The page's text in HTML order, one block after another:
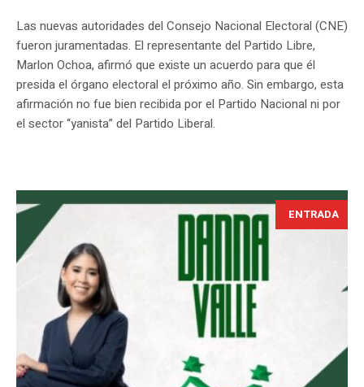
Las nuevas autoridades del Consejo Nacional Electoral (CNE)
fueron juramentadas. El representante del Partido Libre,
Marlon Ochoa, afirmó que existe un acuerdo para que él
presida el órgano electoral el próximo año. Sin embargo, esta
afirmación no fue bien recibida por el Partido Nacional ni por
el sector “yanista” del Partido Liberal.
ENTRADA